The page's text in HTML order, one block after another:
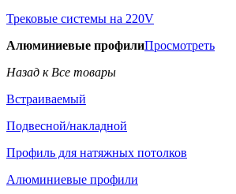
Трековые системы на 220V
Алюминиевые профилиПросмотреть
Назад к Все товары
Встраиваемый
Подвесной/накладной
Профиль для натяжных потолков
Алюминиевые профили